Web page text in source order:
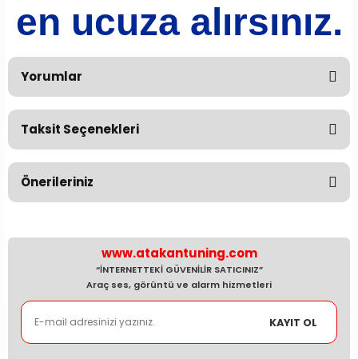
en ucuza alırsınız.
Yorumlar
Bu ürüne ilk yorumu siz yapın!
Taksit Seçenekleri
Önerileriniz
formunu kullanarak tarafımıza iletebilirsiniz.
Görüş ve önerileriniz için teşekkür ederiz.
Ürün resmi kalitesiz, bozuk veya görüntülenemiyor.
Ürün açıklamasında eksik bilgiler bulunuyor.
Ürün bilgilerinde hatalar bulunuyor.
www.atakantuning.com
“İNTERNETTEKİ GÜVENİLİR SATICINIZ”
Araç ses, görüntü ve alarm hizmetleri
KAYIT OL